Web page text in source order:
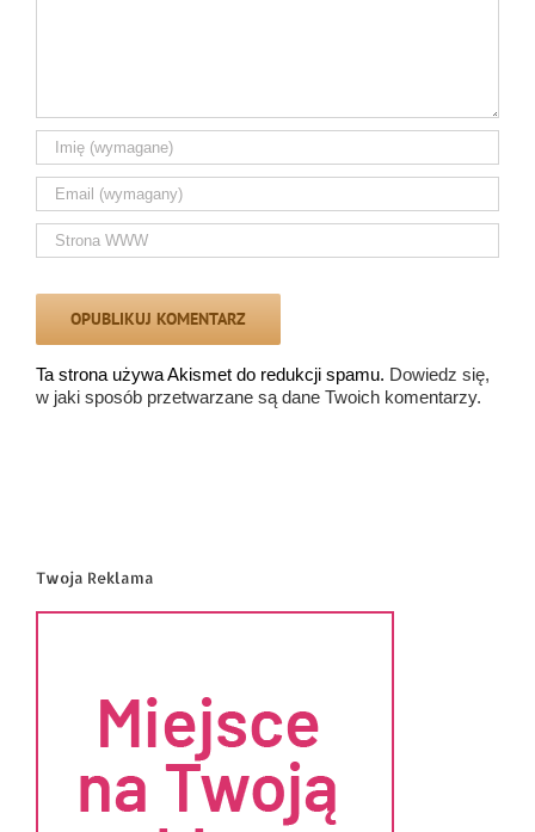
Ta strona używa Akismet do redukcji spamu. Dowiedz się,
w jaki sposób przetwarzane są dane Twoich komentarzy.
Twoja Reklama